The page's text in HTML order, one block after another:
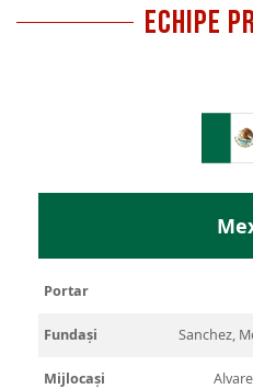
ECHIPE
Portar
Fundași Sanchez,
Mijlocași